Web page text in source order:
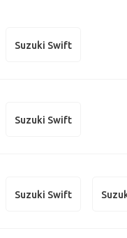
Suzuki Swift
Suzuki Swift
Suzuki Swift